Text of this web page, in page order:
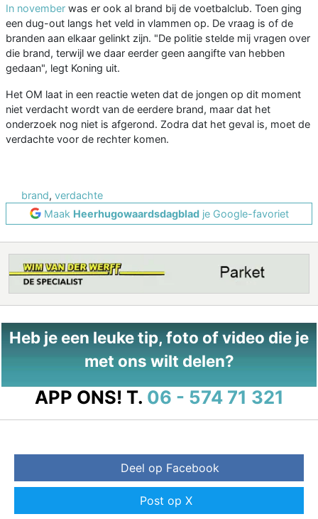
In november was er ook al brand bij de voetbalclub. Toen ging
een dug-out langs het veld in vlammen op. De vraag is of de
branden aan elkaar gelinkt zijn. "De politie stelde mij vragen over
die brand, terwijl we daar eerder geen aangifte van hebben
gedaan", legt Koning uit.
Het OM laat in een reactie weten dat de jongen op dit moment
niet verdacht wordt van de eerdere brand, maar dat het
onderzoek nog niet is afgerond. Zodra dat het geval is, moet de
verdachte voor de rechter komen.
brand, verdachte
Maak Heerhugowaardsdagbladje Google-favoriet
Heb je een leuke tip, foto of video die je
met ons wilt delen?
APP ONS! T. 06 - 574 71 321
Deel op Facebook
Post op X